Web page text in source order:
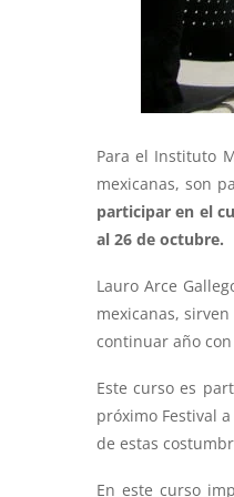
Para el Instituto
mexicanas, son
participar en el
al 26 de octubre.
Lauro Arce
mexicanas,
continuar año
Este curso es
próximo Festival
de estas
En este curso